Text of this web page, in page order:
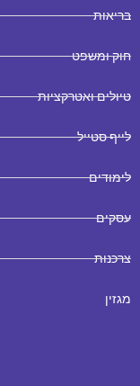
בריאות
חוק ומשפט
טיולים ואטרקציות
לייף סטייל
לימודים
עסקים
צרכנות
מגזין